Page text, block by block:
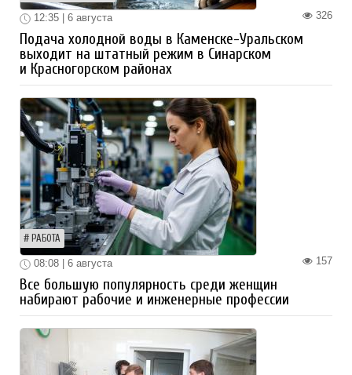
326
12:35 | 6 августа
Подача холодной воды в Каменске-Уральском
выходит на штатный режим в Синарском
и Красногорском районах
РАБОТА
157
08:08 | 6 августа
Все большую популярность среди женщин
набирают рабочие и инженерные профессии